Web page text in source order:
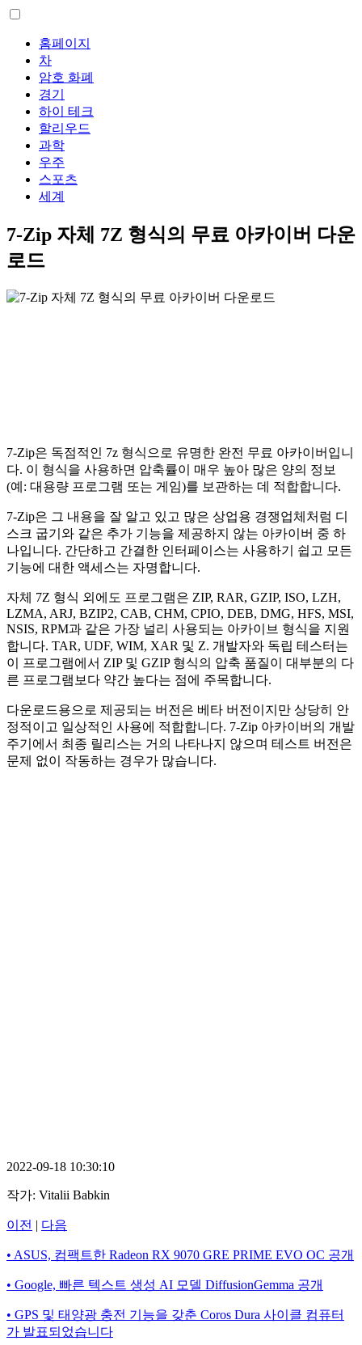
홈페이지
차
암호 화폐
경기
하이 테크
할리우드
과학
우주
스포츠
세계
7-Zip 자체 7Z 형식의 무료 아카이버 다운
로드
7-Zip은 독점적인 7z 형식으로 유명한 완전 무료 아카이버입니
다. 이 형식을 사용하면 압축률이 매우 높아 많은 양의 정보
(예: 대용량 프로그램 또는 게임)를 보관하는 데 적합합니다.
7-Zip은 그 내용을 잘 알고 있고 많은 상업용 경쟁업체처럼 디
스크 굽기와 같은 추가 기능을 제공하지 않는 아카이버 중 하
나입니다. 간단하고 간결한 인터페이스는 사용하기 쉽고 모든
기능에 대한 액세스는 자명합니다.
자체 7Z 형식 외에도 프로그램은 ZIP, RAR, GZIP, ISO, LZH,
LZMA, ARJ, BZIP2, CAB, CHM, CPIO, DEB, DMG, HFS, MSI,
NSIS, RPM과 같은 가장 널리 사용되는 아카이브 형식을 지원
합니다. TAR, UDF, WIM, XAR 및 Z. 개발자와 독립 테스터는
이 프로그램에서 ZIP 및 GZIP 형식의 압축 품질이 대부분의 다
른 프로그램보다 약간 높다는 점에 주목합니다.
다운로드용으로 제공되는 버전은 베타 버전이지만 상당히 안
정적이고 일상적인 사용에 적합합니다. 7-Zip 아카이버의 개발
주기에서 최종 릴리스는 거의 나타나지 않으며 테스트 버전은
문제 없이 작동하는 경우가 많습니다.
2022-09-18 10:30:10
작가: Vitalii Babkin
이전 | 다음
• ASUS, 컴팩트한 Radeon RX 9070 GRE PRIME EVO OC 공개
• Google, 빠른 텍스트 생성 AI 모델 DiffusionGemma 공개
• GPS 및 태양광 충전 기능을 갖춘 Coros Dura 사이클 컴퓨터
가 발표되었습니다